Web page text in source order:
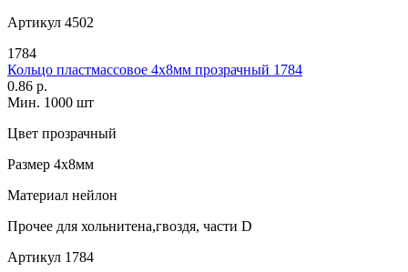
Артикул 4502
1784
Кольцо пластмассовое 4х8мм прозрачный 1784
0.86 р.
Мин. 1000 шт
Цвет прозрачный
Размер 4х8мм
Материал нейлон
Прочее для хольнитена,гвоздя, части D
Артикул 1784